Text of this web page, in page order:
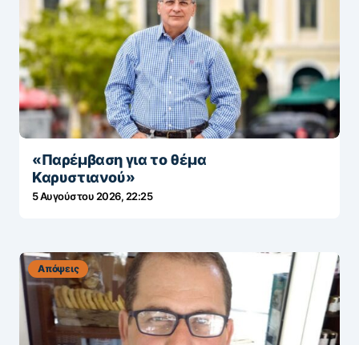
«Παρέμβαση για το θέμα
Καρυστιανού»
5 Αυγούστου 2026, 22:25
Απόψεις